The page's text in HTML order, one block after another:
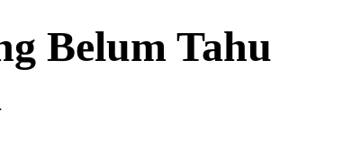
Belum Tahu